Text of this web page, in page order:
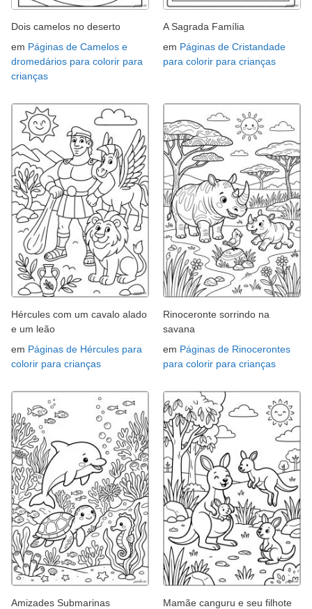
Dois camelos no deserto
em Páginas de Camelos e
dromedários para colorir para
crianças
A Sagrada Família
em Páginas de Cristandade
para colorir para crianças
Hércules com um cavalo alado
e um leão
em Páginas de Hércules para
colorir para crianças
Rinoceronte sorrindo na
savana
em Páginas de Rinocerontes
para colorir para crianças
Amizades Submarinas
Mamãe canguru e seu filhote